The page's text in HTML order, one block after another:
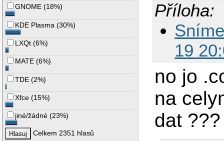
GNOME (18%)
KDE Plasma (30%)
LXQt (6%)
MATE (6%)
TDE (2%)
Xfce (15%)
jiné/žádné (23%)
Celkem 2351 hlasů
Příloha:
19
no jo
na
dat ???